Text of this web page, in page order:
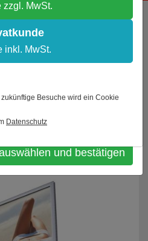
(Rahmen)
Alu Klapprahmen
Artikel 8 von 8
beidseitig
Cookies Sie akzeptieren.
Auswahl bestätigen
und bestätigen
zzgl. MwSt.
inkl. MwSt.
Besuche wird ein Cookie
Datenschutz